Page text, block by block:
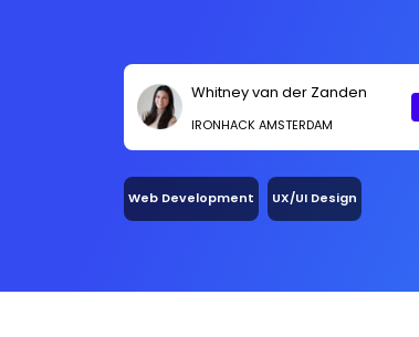
Whitney van der Zanden
IRONHACK AMSTERDAM
Web Development UX/UI Design